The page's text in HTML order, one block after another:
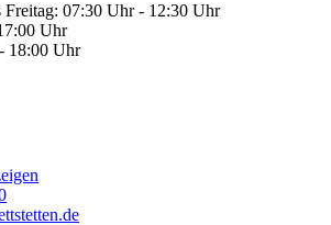
07:30 Uhr - 12:30 Uhr
Uhr
18:00 Uhr